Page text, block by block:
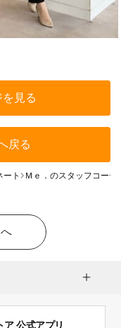
見る
戻る
ート Ｍｅ．のスタッフコーデ
ア 公式アプリ